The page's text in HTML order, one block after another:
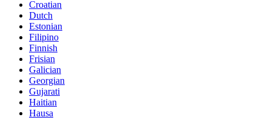
Croatian
Dutch
Estonian
Filipino
Finnish
Frisian
Galician
Georgian
Gujarati
Haitian
Hausa